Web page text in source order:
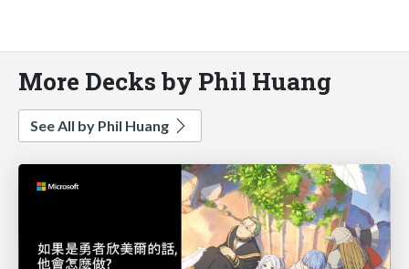
More Decks by Phil Huang
See All by Phil Huang